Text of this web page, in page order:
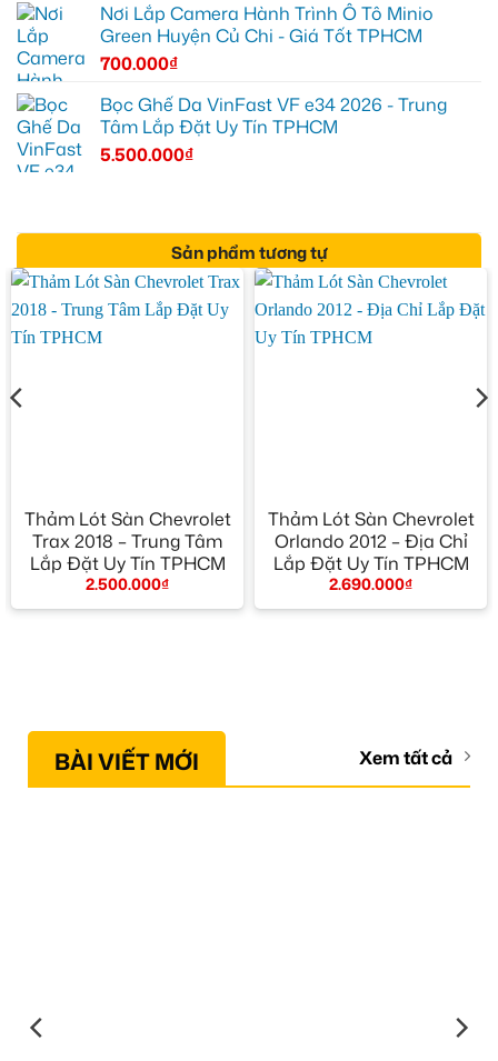
Nơi Lắp Camera Hành Trình Ô Tô Minio
Green Huyện Củ Chi - Giá Tốt TPHCM
700.000₫
Bọc Ghế Da VinFast VF e34 2026 - Trung
Tâm Lắp Đặt Uy Tín TPHCM
5.500.000₫
Sản phẩm tương tự
Thảm Lót Sàn Chevrolet
Trax 2018 – Trung Tâm
Lắp Đặt Uy Tín TPHCM
2.500.000₫
Thảm Lót Sàn Chevrolet
Orlando 2012 – Địa Chỉ
Lắp Đặt Uy Tín TPHCM
2.690.000₫
BÀI VIẾT MỚI Xem tất cả